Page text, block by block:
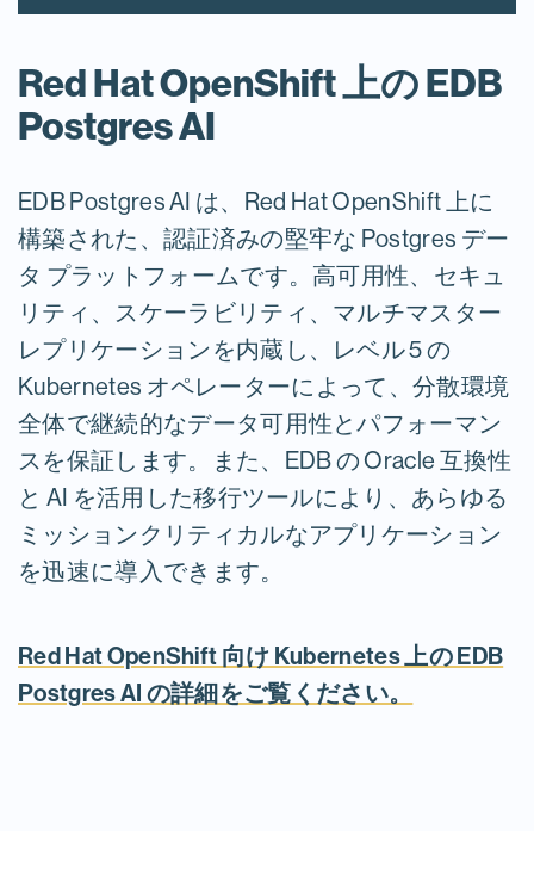
Red Hat OpenShift 上の EDB
Postgres AI
EDB Postgres AI は、Red Hat OpenShift 上に
構築された、認証済みの堅牢な Postgres デー
タ プラットフォームです。高可用性、セキュ
リティ、スケーラビリティ、マルチマスター
レプリケーションを内蔵し、レベル 5 の
Kubernetes オペレーターによって、分散環境
全体で継続的なデータ可用性とパフォーマン
スを保証します。また、EDB の Oracle 互換性
と AI を活用した移行ツールにより、あらゆる
ミッションクリティカルなアプリケーション
を迅速に導入できます。
Red Hat OpenShift 向け Kubernetes 上の EDB
Postgres AI の詳細をご覧ください。